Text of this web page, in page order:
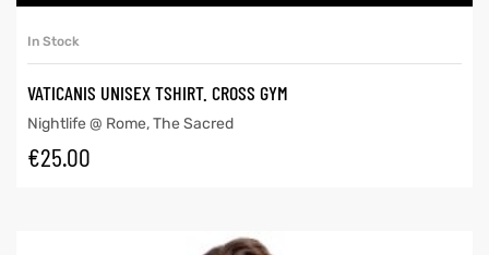
In Stock
VATICANIS UNISEX TSHIRT. CROSS GYM
Nightlife @ Rome,The Sacred
€25.00